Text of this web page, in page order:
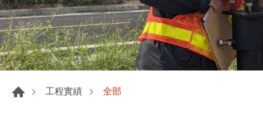
工程實績 全部